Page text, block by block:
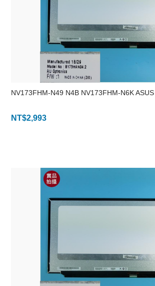
NV173FHM-N49 N4B NV173FHM-N6K
NT$2,993